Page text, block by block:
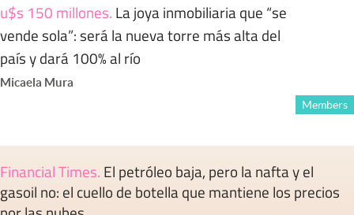
u$s 150 millones. La joya inmobiliaria que “se
vende sola”: será la nueva torre más alta del
país y dará 100% al río
Micaela Mura
Members
Financial Times. El petróleo baja, pero la nafta y el
gasoil no: el cuello de botella que mantiene los precios